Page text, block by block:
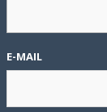
cette
E-MAIL